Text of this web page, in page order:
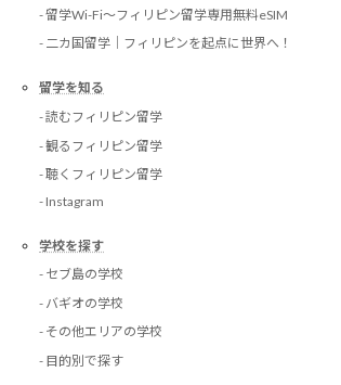
- 留学Wi-Fi〜フィリピン留学専用無料eSIM
- 二カ国留学｜フィリピンを起点に世界へ！
留学を知る
- 読むフィリピン留学
- 観るフィリピン留学
- 聴くフィリピン留学
- Instagram
学校を探す
- セブ島の学校
- バギオの学校
- その他エリアの学校
- 目的別で探す